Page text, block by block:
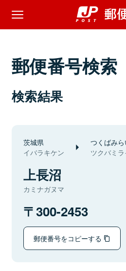
郵便番号検索
検索結果
茨城県
イバラキケン
つくばみ
ツクバミ
上長沼
カミナガヌマ
300-2453
郵便番号をコピーする